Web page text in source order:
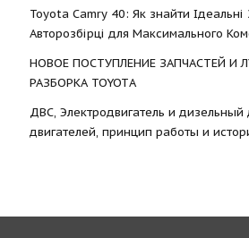
Toyota Camry 40: Як знайти Ідеальні
Авторозбірці для Максимального
НОВОЕ ПОСТУПЛЕНИЕ ЗАПЧАСТЕЙ И
РАЗБОРКА TOYOTА
ДВС, Электродвигатель и дизельный
двигателей, принцип работы и